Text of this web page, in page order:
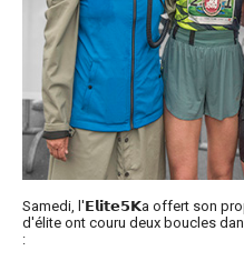
Samedi, l'𝗘𝗹𝗶𝘁𝗲𝟱𝗞a offert son
d'élite ont couru deux boucles
: